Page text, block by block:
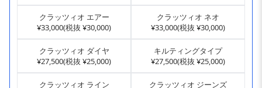
クラッツィオ エアー
¥33,000(税抜 ¥30,000)
クラッツィオ ネオ
¥33,000(税抜 ¥30,000)
クラッツィオ ダイヤ
¥27,500(税抜 ¥25,000)
キルティングタイプ
¥27,500(税抜 ¥25,000)
クラッツィオ ライン
クラッツィオ ジーンズ